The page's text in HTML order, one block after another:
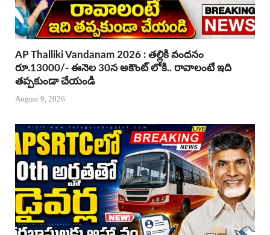
AP Thalliki Vandanam 2026 : తల్లికి వందనం
రూ.13000/- ఈనెల 30న అకౌంట్ లోకి.. రావాలంటే ఇది
తప్పకుండా చేయండి
August 9, 2026